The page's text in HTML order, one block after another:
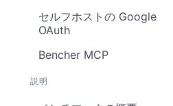
セルフホストの Google
OAuth
Bencher MCP
説明